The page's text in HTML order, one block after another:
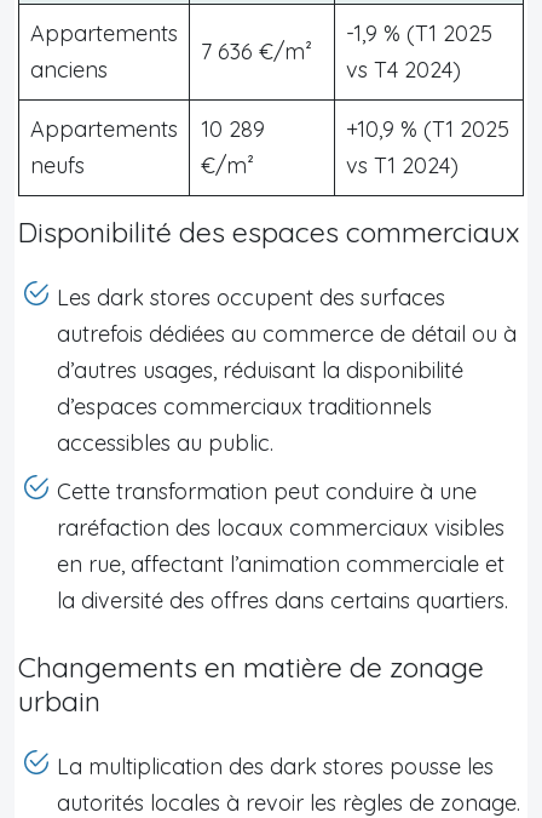
Appartements
anciens
7 636 €/m²
-1,9 % (T1 2025
vs T4 2024)
Appartements
neufs
10 289
€/m²
+10,9 % (T1 2025
vs T1 2024)
Disponibilité des espaces commerciaux
Les dark stores occupent des surfaces
autrefois dédiées au commerce de détail ou à
d’autres usages, réduisant la disponibilité
d’espaces commerciaux traditionnels
accessibles au public.
Cette transformation peut conduire à une
raréfaction des locaux commerciaux visibles
en rue, affectant l’animation commerciale et
la diversité des offres dans certains quartiers.
Changements en matière de zonage
urbain
La multiplication des dark stores pousse les
autorités locales à revoir les règles de zonage.